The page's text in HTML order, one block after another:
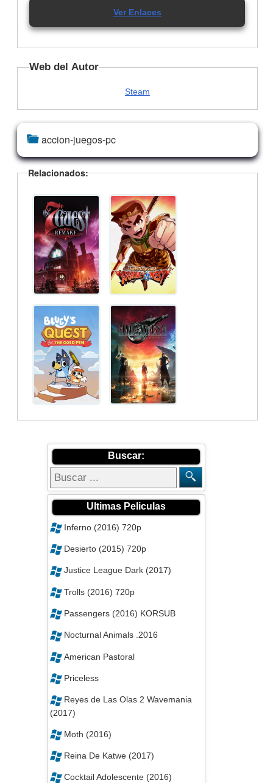
Ver Enlaces
Web del Autor
Steam
accion-juegos-pc
Relacionados:
Buscar:
Ultimas Peliculas
Inferno (2016) 720p
Desierto (2015) 720p
Justice League Dark (2017)
Trolls (2016) 720p
Passengers (2016) KORSUB
Nocturnal Animals .2016
American Pastoral
Priceless
Reyes de Las Olas 2 Wavemania
(2017)
Moth (2016)
Reina De Katwe (2017)
Cocktail Adolescente (2016)